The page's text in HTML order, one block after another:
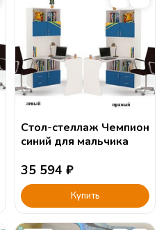
Стол-стеллаж Чемпион
синий для мальчика
35 594 ₽
Купить